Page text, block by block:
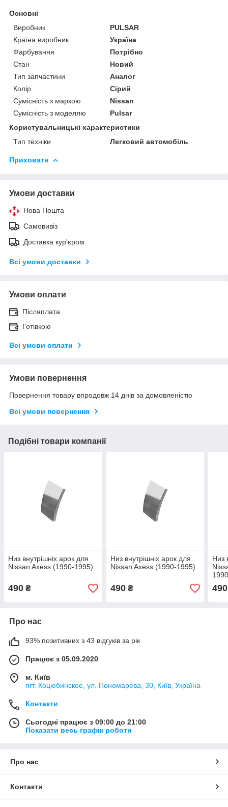
Основні
Виробник
PULSAR
Країна виробник
Україна
Фарбування
Потрібно
Стан
Новий
Тип запчастини
Аналог
Колір
Сірий
Сумісність з маркою
Nissan
Сумісність з моделлю
Pulsar
Користувальницькі характеристики
Тип техніки
Легковий автомобіль
Приховати
Умови доставки
Нова Пошта
Самовивіз
Доставка кур'єром
Всі умови доставки
Умови оплати
Післяплата
Готівкою
Всі умови оплати
Умови повернення
Повернення товару впродовж 14 днів за домовленістю
Всі умови повернення
Подібні товари компанії
Низ внутрішніх арок для
Nissan Axess (1990-1995)
490 ₴
Низ внутрішніх арок для
Nissan Axess (1990-1995)
490₴
Низ
490
Про нас
93% позитивних з 43 відгуків за рік
Працює з 05.09.2020
м. Київ
пгт. Коцюбинское, ул. Пономарева, 30, Київ, Україна
Контакти
Сьогодні працює з 09:00 до 21:00
Показати весь графік роботи
Про нас
Контакти